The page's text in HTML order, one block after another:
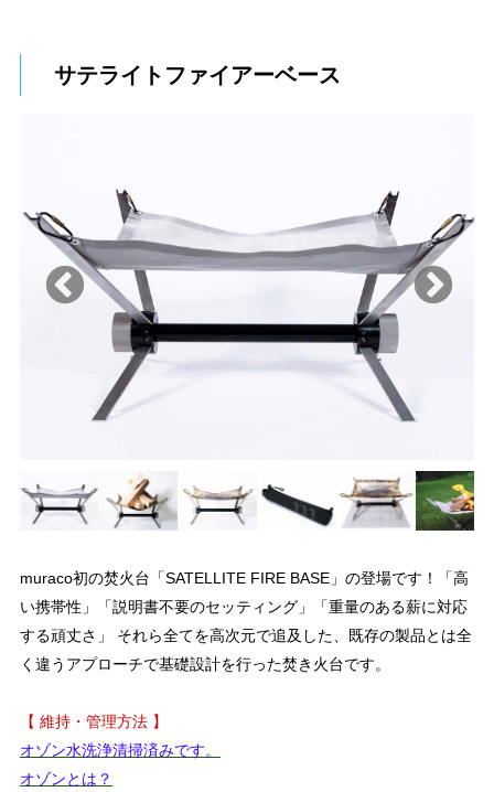
サテライトファイアーベース
muraco初の焚火台「SATELLITE FIRE BASE」の登場です！「高
い携帯性」「説明書不要のセッティング」「重量のある薪に対応
する頑丈さ」 それら全てを高次元で追及した、既存の製品とは全
く違うアプローチで基礎設計を行った焚き火台です。
【 維持・管理方法 】
オゾン水洗浄清掃済みです。
オゾンとは？